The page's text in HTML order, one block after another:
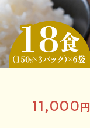
11,000円